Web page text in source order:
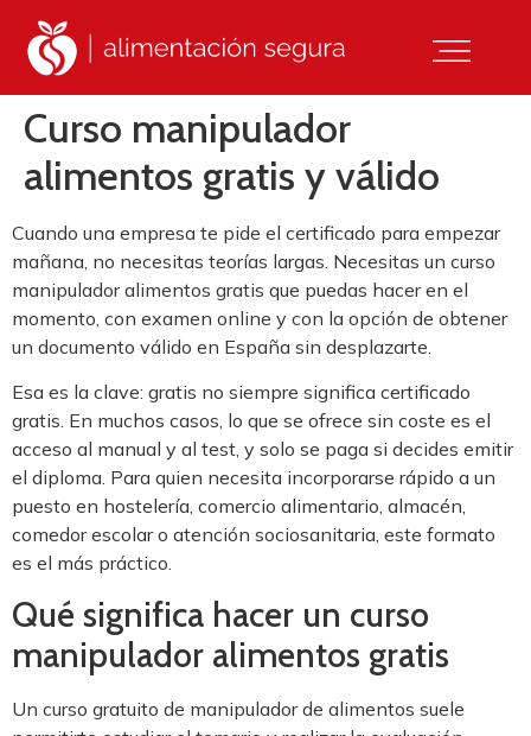
Curso manipulador
alimentos gratis y válido
Cuando una empresa te pide el certificado para empezar
mañana, no necesitas teorías largas. Necesitas un curso
manipulador alimentos gratis que puedas hacer en el
momento, con examen online y con la opción de obtener
un documento válido en España sin desplazarte.
Esa es la clave: gratis no siempre significa certificado
gratis. En muchos casos, lo que se ofrece sin coste es el
acceso al manual y al test, y solo se paga si decides emitir
el diploma. Para quien necesita incorporarse rápido a un
puesto en hostelería, comercio alimentario, almacén,
comedor escolar o atención sociosanitaria, este formato
es el más práctico.
Qué significa hacer un curso
manipulador alimentos gratis
Un curso gratuito de manipulador de alimentos suele